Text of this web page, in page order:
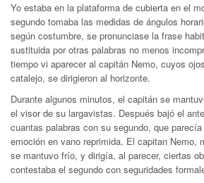
Yo estaba en la plataforma de cubierta en el
segundo tomaba las medidas de ángulos
según costumbre, se pronunciase la frase
sustituida por otras palabras no menos
tiempo vi aparecer al capitán Nemo, cuyos
catalejo, se dirigieron al horizonte.
Durante algunos minutos, el capitán se
el visor de su largavistas. Después bajó el
cuantas palabras con su segundo, que
emoción en vano reprimida. El capitan Nemo,
se mantuvo frío, y dirigía, al parecer, ciertas
contestaba el segundo con seguridades